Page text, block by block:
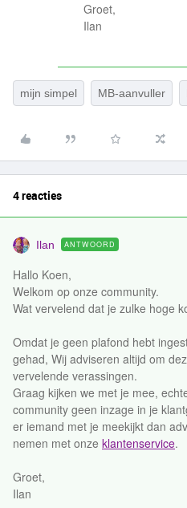
Groet,
Ilan
mijn simpel MB-aanvuller
4 reacties
Ilan ANTWOORD
Hallo Koen,
Welkom op onze community.
Wat vervelend dat je zulke hoge
Omdat je geen plafond hebt
gehad, Wij adviseren altijd om
vervelende verassingen.
Graag kijken we met je mee,
community geen inzage in je
er iemand met je meekijkt dan
nemen met onze klantenservice.
Groet,
Ilan